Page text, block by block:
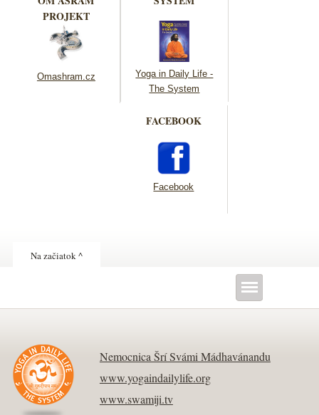
PROJEKT
Omashram.cz
Yoga in Daily Life -
The System
FACEBOOK
Facebook
Na začiatok ^
Nemocnica Šrí Svámi Mádhavánandu
www.yogaindailylife.org
www.swamiji.tv